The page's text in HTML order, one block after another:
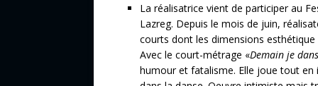
La réalisatrice vient de participer au
Lazreg. Depuis le mois de juin,
courts dont les dimensions
Avec le court-métrage «Demain je
humour et fatalisme. Elle joue tout